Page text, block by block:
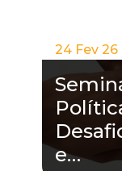
24 Fev 26
e…